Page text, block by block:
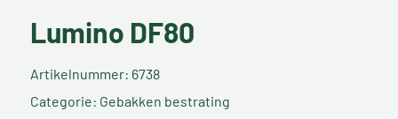
Lumino DF80
Artikelnummer: 6738
Categorie: Gebakken bestrating